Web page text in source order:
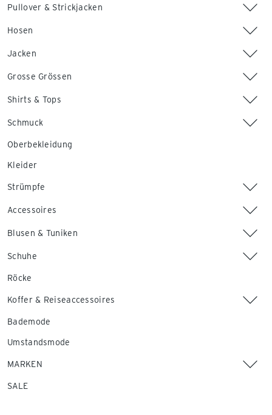
Pullover & Strickjacken
Hosen
Jacken
Grosse Grössen
Shirts & Tops
Schmuck
Oberbekleidung
Kleider
Strümpfe
Accessoires
Blusen & Tuniken
Schuhe
Röcke
Koffer & Reiseaccessoires
Bademode
Umstandsmode
MARKEN
SALE